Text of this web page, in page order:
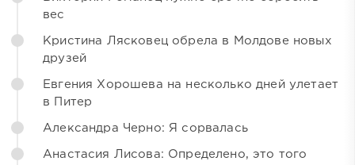
вес
Кристина Лясковец обрела в Молдове новых
друзей
Евгения Хорошева на несколько дней улетает
в Питер
Александра Черно: Я сорвалась
Анастасия Лисова: Определено, это того